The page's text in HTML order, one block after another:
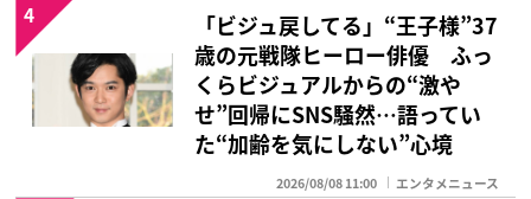
「ビジュ戻してる」“王子様”37
歳の元戦隊ヒーロー俳優 ふっ
くらビジュアルからの“激や
せ”回帰にSNS騒然…語ってい
た“加齢を気にしない”心境
2026/08/08 11:00 エンタメニュース
4